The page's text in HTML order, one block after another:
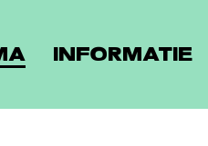
INFORMATIE